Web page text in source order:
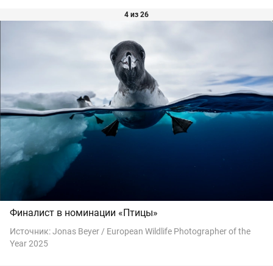
4 из 26
Финалист в номинации «Птицы»
Источник:Jonas Beyer / European Wildlife Photographer of the
Year 2025